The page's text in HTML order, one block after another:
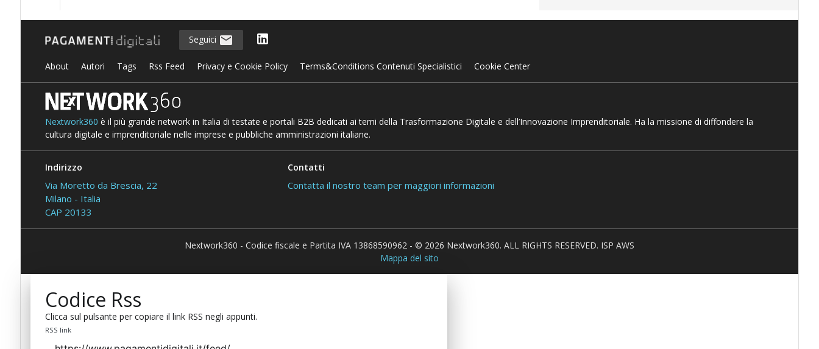
Seguici
About Autori Tags Rss Feed Privacy e Cookie Policy Terms&Conditions Contenuti Specialistici Cookie Center
Nextwork360 è il più grande network in Italia di testate e portali B2B dedicati ai temi della Trasformazione Digitale e dell’Innovazione Imprenditoriale. Ha la missione di diffondere la
cultura digitale e imprenditoriale nelle imprese e pubbliche amministrazioni italiane.
Indirizzo
Via Moretto da Brescia, 22
Milano - Italia
CAP 20133
Contatti
Contatta il nostro team per maggiori informazioni
Nextwork360 - Codice fiscale e Partita IVA 13868590962 - © 2026 Nextwork360. ALL RIGHTS RESERVED. ISP AWS
Mappa del sito
Codice Rss
Clicca sul pulsante per copiare il link RSS negli appunti.
RSS link